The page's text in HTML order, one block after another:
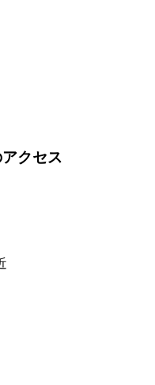
クセス